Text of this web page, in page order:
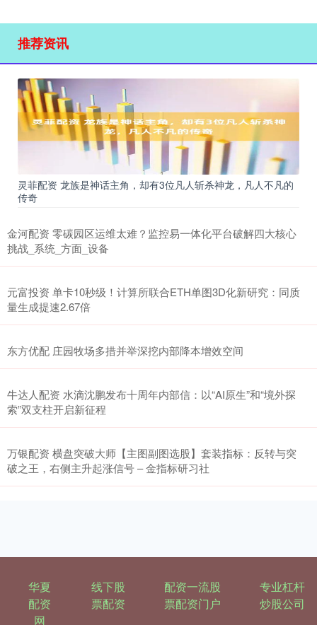
推荐资讯
灵菲配资 龙族是神话主角，却有3位凡人斩杀神龙，凡人不凡的
传奇
金河配资 零碳园区运维太难？监控易一体化平台破解四大核心
挑战_系统_方面_设备
元富投资 单卡10秒级！计算所联合ETH单图3D化新研究：同质
量生成提速2.67倍
东方优配 庄园牧场多措并举深挖内部降本增效空间
牛达人配资 水滴沈鹏发布十周年内部信：以“AI原生”和“境外探
索”双支柱开启新征程
万银配资 横盘突破大师【主图副图选股】套装指标：反转与突
破之王，右侧主升起涨信号 – 金指标研习社
华夏
配资
网
线下股
票配资
配资一流股
票配资门户
专业杠杆
炒股公司